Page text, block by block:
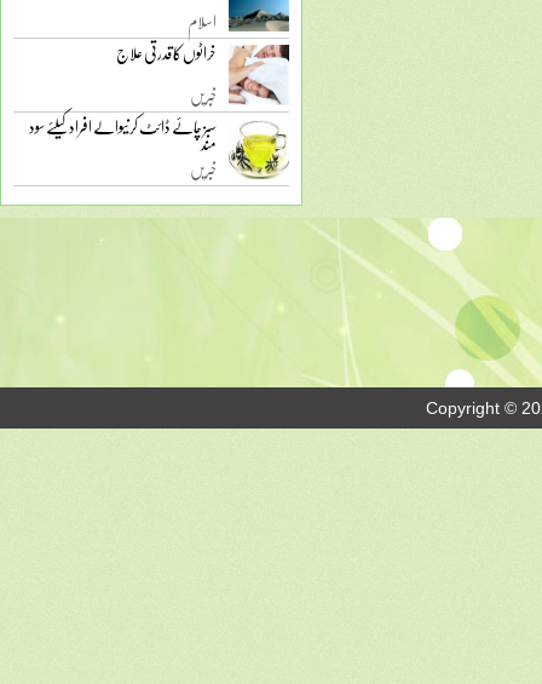
اسلام
خراٹوں کا قدرتی علاج
خبریں
سبز چائے ڈائٹ کرنیوالے افراد کیلئے سود
مند
خبریں
Copyright ©